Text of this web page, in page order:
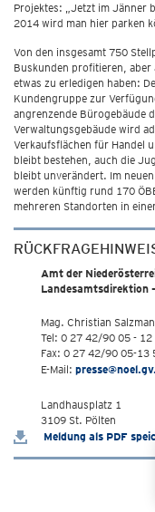
Projektes: „Jetzt im Jänner
2014 wird man hier parken
Von den insgesamt 750
Buskunden profitieren, aber
etwas zu erledigen haben:
Kundengruppe zur
angrenzende Bürogebäude
Verwaltungsgebäude wird
Verkaufsflächen für Handel
bleibt bestehen, auch die
bleibt unverändert. Im
werden künftig rund 170
mehreren Standorten in
Amt der
Landesamtsdirektion
Mag. Christian
Tel: 0 27 42/90 05 - 12
Fax: 0 27 42/90 05-13
E-Mail:
Landhausplatz 1
3109 St. Pölten
Meldung als PDF